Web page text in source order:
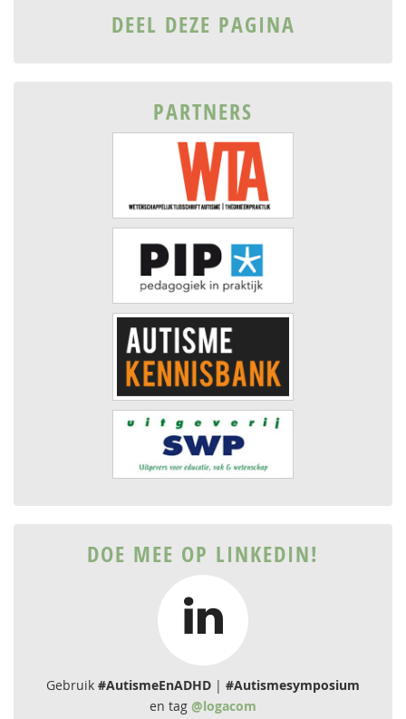
DEEL DEZE PAGINA
PARTNERS
DOE MEE OP LINKEDIN!
Gebruik #AutismeEnADHD | #Autismesymposium
en tag @logacom